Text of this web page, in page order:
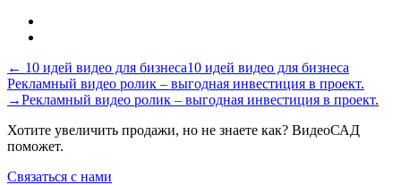
← 10 идей видео для бизнеса10 идей видео для бизнеса
Рекламный видео ролик – выгодная инвестиция в проект.
→Рекламный видео ролик – выгодная инвестиция в проект.
Хотите увеличить продажи, но не знаете как? ВидеоСАД
поможет.
Связаться с нами